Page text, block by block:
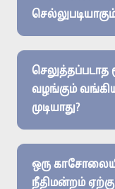
வழங்கும்
முடியாது?
ஒரு
நீதிமன்றம்